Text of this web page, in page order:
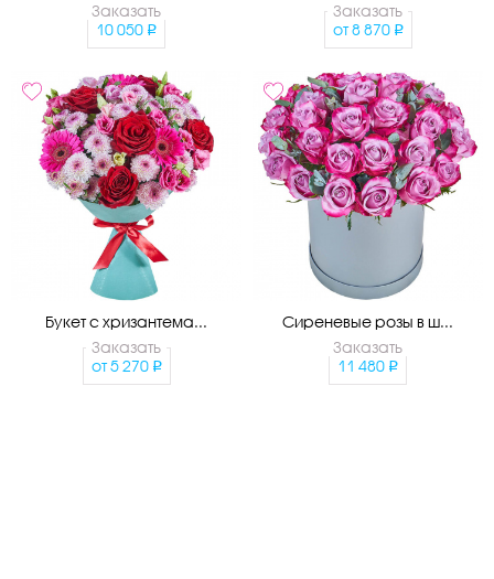
Заказать
10 050
Заказать
от 8 870
Букет с хризантема...
Заказать
от 5 270
Сиреневые розы в ш...
Заказать
11 480